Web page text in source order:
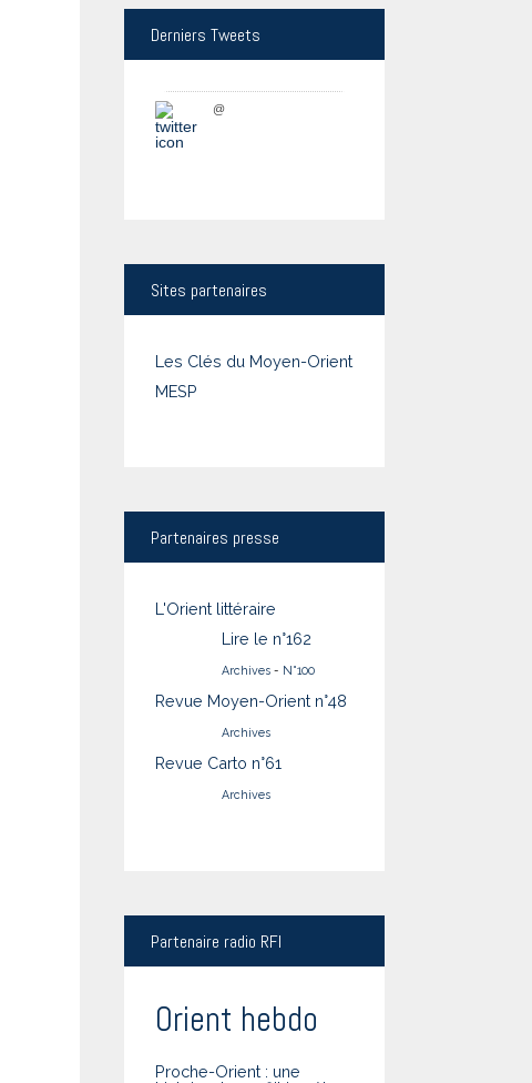
Derniers Tweets
@
Sites partenaires
Les Clés du Moyen-Orient
MESP
Partenaires presse
L'Orient littéraire
Lire le n°162
Archives - N°100
Revue Moyen-Orient n°48
Archives
Revue Carto n°61
Archives
Partenaire radio RFI
Orient hebdo
Proche-Orient : une